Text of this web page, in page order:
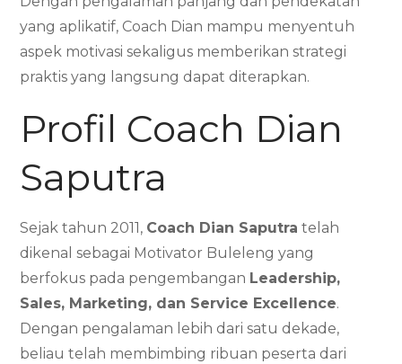
yang aplikatif, Coach Dian mampu menyentuh
aspek motivasi sekaligus memberikan strategi
praktis yang langsung dapat diterapkan.
Profil Coach Dian
Saputra
Sejak tahun 2011, Coach Dian Saputra telah
dikenal sebagai Motivator Buleleng yang
berfokus pada pengembangan Leadership,
Sales, Marketing, dan Service Excellence.
Dengan pengalaman lebih dari satu dekade,
beliau telah membimbing ribuan peserta dari